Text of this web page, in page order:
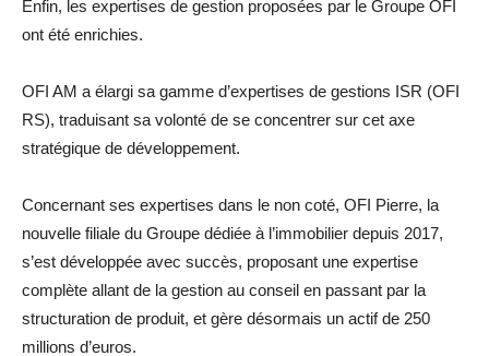
Enfin, les expertises de gestion proposées par le Groupe OFI
ont été enrichies.
OFI AM a élargi sa gamme d’expertises de gestions ISR (OFI
RS), traduisant sa volonté de se concentrer sur cet axe
stratégique de développement.
Concernant ses expertises dans le non coté, OFI Pierre, la
nouvelle filiale du Groupe dédiée à l’immobilier depuis 2017,
s’est développée avec succès, proposant une expertise
complète allant de la gestion au conseil en passant par la
structuration de produit, et gère désormais un actif de 250
millions d’euros.